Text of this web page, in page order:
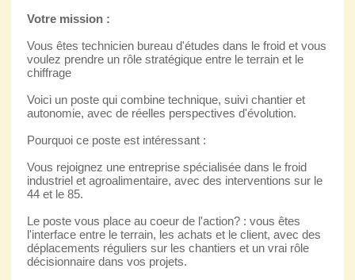
Votre mission :
Vous êtes technicien bureau d'études dans le froid et vous
voulez prendre un rôle stratégique entre le terrain et le
chiffrage
Voici un poste qui combine technique, suivi chantier et
autonomie, avec de réelles perspectives d'évolution.
Pourquoi ce poste est intéressant :
Vous rejoignez une entreprise spécialisée dans le froid
industriel et agroalimentaire, avec des interventions sur le
44 et le 85.
Le poste vous place au coeur de l'action? : vous êtes
l'interface entre le terrain, les achats et le client, avec des
déplacements réguliers sur les chantiers et un vrai rôle
décisionnaire dans vos projets.